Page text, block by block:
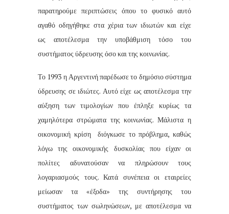
παρατηρούμε περιπτώσεις όπου το φυσικό αυτό
αγαθό οδηγήθηκε στα χέρια των ιδιωτών και είχε
ως αποτέλεσμα την υποβάθμιση τόσο του
συστήματος ύδρευσης όσο και της κοινωνίας.
Το 1993 η Αργεντινή παρέδωσε το δημόσιο σύστημα
ύδρευσης σε ιδιώτες. Αυτό είχε ως αποτέλεσμα την
αύξηση των τιμολογίων που έπληξε κυρίως τα
χαμηλότερα στρώματα της κοινωνίας. Μάλιστα η
οικονομική κρίση
διόγκωσε το πρόβλημα, καθώς
λόγω της οικονομικής δυσκολίας που είχαν οι
πολίτες αδυνατούσαν να πληρώσουν τους
λογαριασμούς τους. Κατά συνέπεια οι εταιρείες
μείωσαν τα «έξοδα» της συντήρησης του
συστήματος των σωληνώσεων, με αποτέλεσμα να